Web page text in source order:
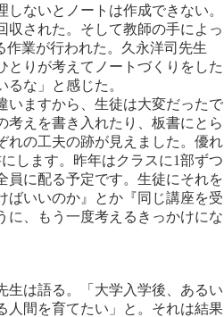
ないとノートは作成できない。
された。そして教師の手によっ
作業が行われた。久永洋司先生
とりが考えてノートづくりをした
な」と感じた。
ますから、生徒は大変だったで
考えを書き入れたり、板書にとら
れの工夫の跡が見えました。優れ
します。昨年はクラスに1部ずつ
員に配る予定です。生徒にそれを
ばいいのか』とか『同じ講座を受
に、もう一度考えるきっかけにな
生は語る。「大学入学後、あるい
人間を育てたい」と。それは結果